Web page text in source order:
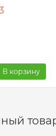
В корзину